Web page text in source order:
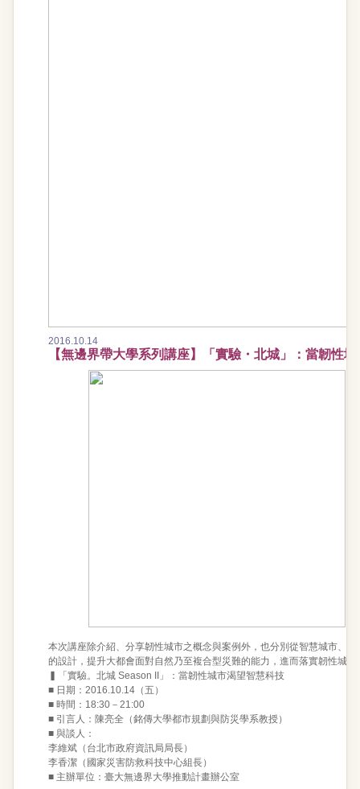
2016.10.14
【無邊界帶大學系列講座】「實驗・北城」：當韌性
本次講座除介紹、分享韌性城市之概念與案例外，也分別從智慧城市、
的設計，提升大都會面對自然乃至複合型災難的能力，進而落實韌性城
▍「實驗。北城 Season II」：當韌性城市渴望智慧科技
■ 日期：2016.10.14（五）
■ 時間：18:30－21:00
■ 引言人：陳亮全（銘傳大學都市規劃與防災學系教授）
■ 與談人：
李維斌（台北市政府資訊局局長）
李香潔（國家災害防救科技中心組長）
■ 主辦單位：臺大無邊界大學推動計畫辦公室